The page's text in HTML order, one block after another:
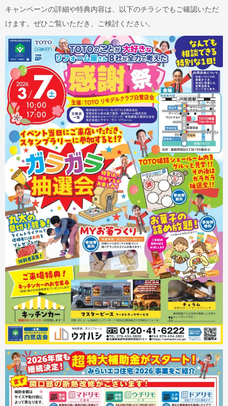
キャンペーンの詳細や特典内容は、以下のチラシでもご確認いただ
けます。ぜひご覧いただき、ご検討ください。